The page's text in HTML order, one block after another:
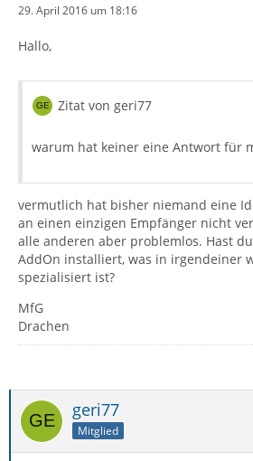
29. April 2016 um 18:16
Hallo,
Zitat von geri77
warum hat keiner eine Antwort für
vermutlich hat bisher niemand eine
an einen einzigen Empfänger nicht
alle anderen aber problemlos. Hast
AddOn installiert, was in irgendeiner
spezialisiert ist?
MfG
Drachen
geri77
Mitglied